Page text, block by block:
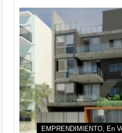
EMPRENDIMIENTO, En